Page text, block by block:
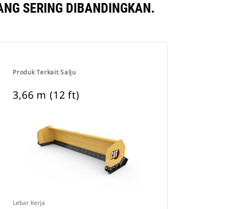
SERING DIBANDINGKAN.
Produk Terkait Salju
3,66 m (12 ft)
Lebar Kerja